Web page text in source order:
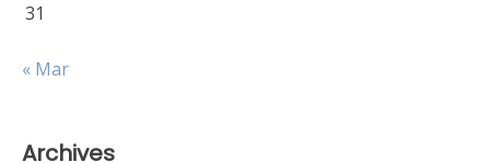
31
« Mar
Archives